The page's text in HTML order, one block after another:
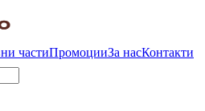
частиПромоцииЗа насКонтакти